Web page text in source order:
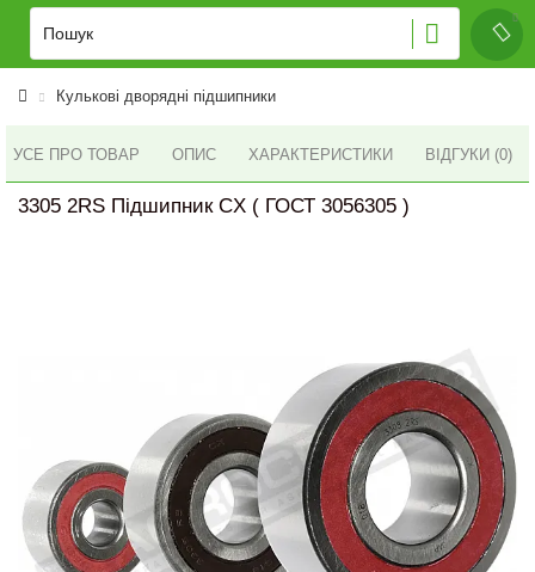
Кулькові дворядні підшипники
УСЕ ПРО ТОВАР ОПИС ХАРАКТЕРИСТИКИ ВІДГУКИ (0)
3305 2RS Підшипник CX ( ГОСТ 3056305 )